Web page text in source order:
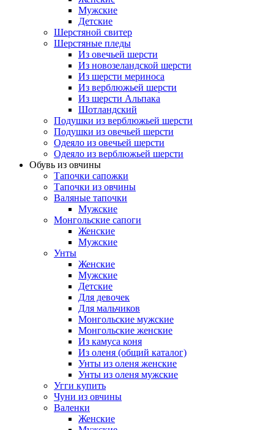
Мужские
Детские
Шерстяной свитер
Шерстяные пледы
Из овечьей шерсти
Из новозеландской шерсти
Из шерсти мериноса
Из верблюжьей шерсти
Из шерсти Альпака
Шотландский
Подушки из верблюжьей шерсти
Подушки из овечьей шерсти
Одеяло из овечьей шерсти
Одеяло из верблюжьей шерсти
Обувь из овчины
Тапочки сапожки
Тапочки из овчины
Валяные тапочки
Мужские
Монгольские сапоги
Женские
Мужские
Унты
Женские
Мужские
Детские
Для девочек
Для мальчиков
Монгольские мужские
Монгольские женские
Из камуса коня
Из оленя (общий каталог)
Унты из оленя женские
Унты из оленя мужские
Угги купить
Чуни из овчины
Валенки
Женские